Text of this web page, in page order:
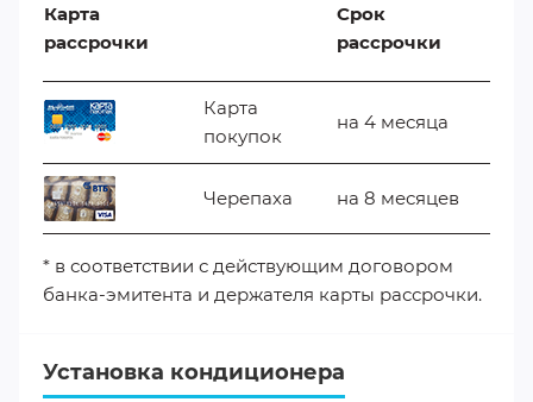
Карта
рассрочки
Срок
рассрочки
Карта
покупок
на 4 месяца
Черепаха на 8 месяцев
* в соответствии с действующим договором
банка-эмитента и держателя карты рассрочки.
Установка кондиционера